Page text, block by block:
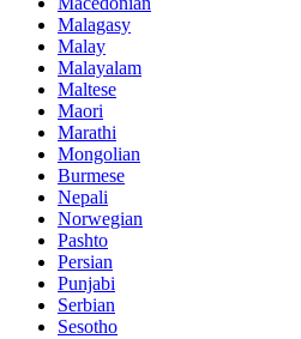
Malagasy
Malay
Malayalam
Maltese
Maori
Marathi
Mongolian
Burmese
Nepali
Norwegian
Pashto
Persian
Punjabi
Serbian
Sesotho